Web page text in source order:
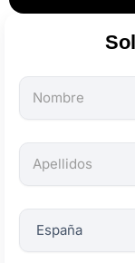
Todos
los
son
obligatorios.